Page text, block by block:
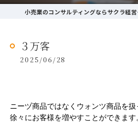
小売
３万客
2025/06/28
ニーヅ商品ではなくウォンツ商品を扱
徐々にお客様を増やすことができます